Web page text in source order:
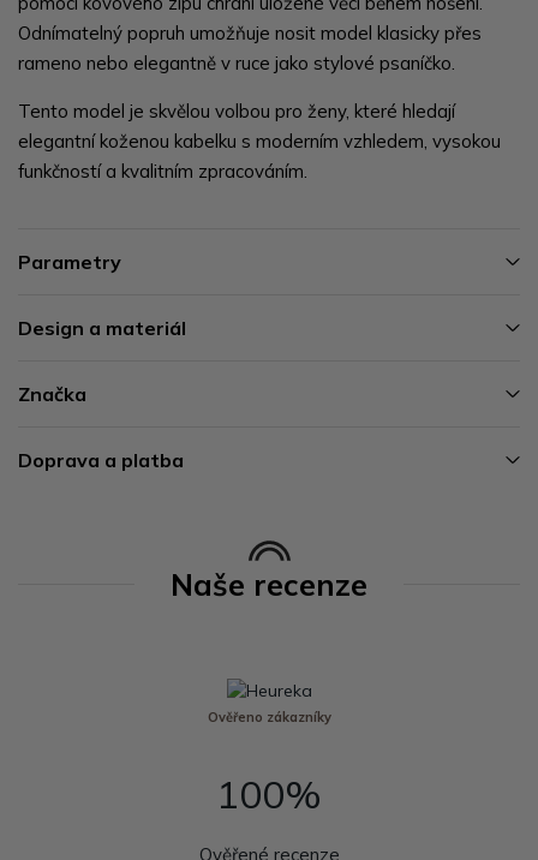
Odnímatelný popruh umožňuje nosit model klasicky přes
rameno nebo elegantně v ruce jako stylové psaníčko.
Tento model je skvělou volbou pro ženy, které hledají
elegantní koženou kabelku s moderním vzhledem, vysokou
funkčností a kvalitním zpracováním.
Parametry
Design a materiál
Značka
Doprava a platba
Naše recenze
Ověřeno zákazníky
100%
Ověřené recenze